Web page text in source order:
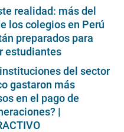
realidad: más del
los colegios en Perú
preparados para
estudiantes
del sector
gastaron más
en el pago de
|